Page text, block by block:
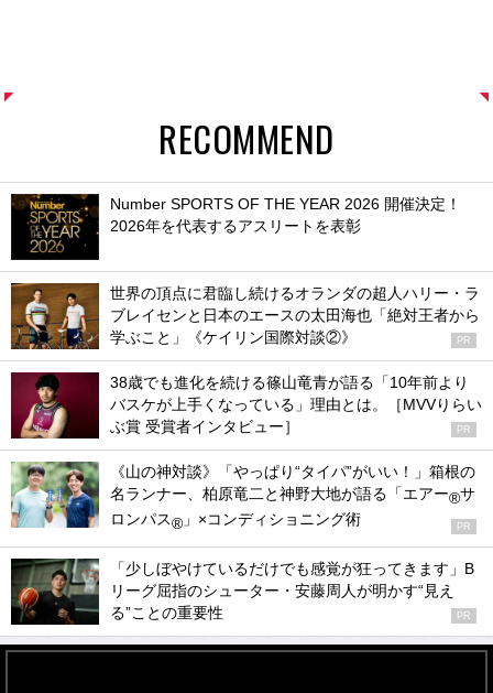
RECOMMEND
Number SPORTS OF THE YEAR 2026 開催決定！
2026年を代表するアスリートを表彰
世界の頂点に君臨し続けるオランダの超人ハリー・ラ
ブレイセンと日本のエースの太田海也「絶対王者から
学ぶこと」《ケイリン国際対談②》
PR
38歳でも進化を続ける篠山竜青が語る「10年前より
バスケが上手くなっている」理由とは。［MVVりらい
ぶ賞 受賞者インタビュー］
PR
《山の神対談》「やっぱり“タイパ”がいい！」箱根の
名ランナー、柏原竜二と神野大地が語る「エアー®サ
ロンパス® 」×コンディショニング術 PR
「少しぼやけているだけでも感覚が狂ってきます」B
リーグ屈指のシューター・安藤周人が明かす“見え
る”ことの重要性
PR